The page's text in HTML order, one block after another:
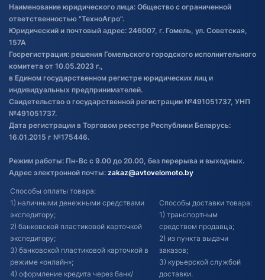
Обработка файлов cookie
Постановка транспорта на учет
Обновления в ЭПТС 2024
Наименование юридического лица: Общество с ограниченной
ответственностью "ТехноАгро".
Юридический и почтовый адрес: 246007, г. Гомель, ул. Советская,
157А
Госрегистрация: решения Гомельского городского исполнительного
комитета от 10.05.2023 г.,
в Едином государственном регистре юридических лиц и
индивидуальных предпринимателей.
Свидетельство о государственной регистрации №491051737, УНП
№491051737.
Дата регистрации в Торговом реестре Республики Беларусь:
16.01.2015 г №175446.
Режим работы: Пн-Вс с 9.00 до 20.00, без перерыва и выходных.
Адрес электронной почты: zakaz@avtovelomoto.by
Способы оплаты товара:
1) наличными денежными средствами
экспедитору;
2) банковской пластиковой карточкой
экспедитору;
3) банковской пластиковой карточкой в
режиме «онлайн»;
4) оформление кредита через банк/
Способы доставки товара:
1) транспортным
средством продавца;
2) из пункта выдачи
заказов;
3) курьерской службой
доставки.